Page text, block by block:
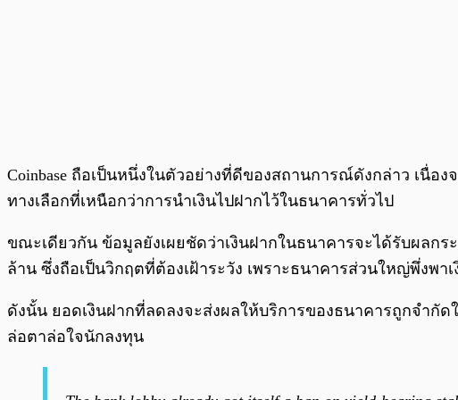
Coinbase ถือเป็นหนึ่งในตัวอย่างที่ดีของสถานการณ์ดังกล่าว เนื่อง
ทางเลือกที่เหนือกว่าการนำเงินไปฝากไว้ในธนาคารทั่วไป
ขณะเดียวกัน ข้อมูลยังเผยชัดว่าเงินฝากในธนาคารจะได้รับผลก
ล้าน ซึ่งถือเป็นวิกฤตที่ต้องเฝ้าระวัง เพราะธนาคารส่วนใหญ่พึ่งพ
ดังนั้น ยอดเงินฝากที่ลดลงจะส่งผลให้บริการของธนาคารถูกจำกั
ล่อตาล่อใจนักลงทุน